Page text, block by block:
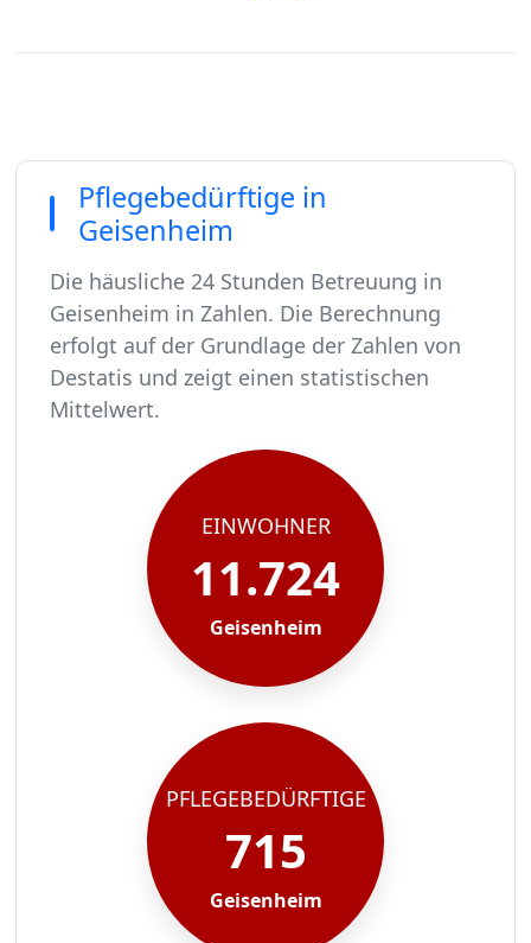
Pflegebedürftige in
Geisenheim
Die häusliche 24 Stunden Betreuung in
Geisenheim in Zahlen. Die Berechnung
erfolgt auf der Grundlage der Zahlen von
Destatis und zeigt einen statistischen
Mittelwert.
In Geisenheim leben rund 11724 Menschen.
Von diesen 11724 Einwohnern sind rund 715
Ca. 114 dieser pflegebedürftigen Menschen
Der Großteil der Pflegebedürftigen in
EINWOHNER
11.724
Geisenheim
PFLEGEBEDÜRFTIGE
715
Geisenheim